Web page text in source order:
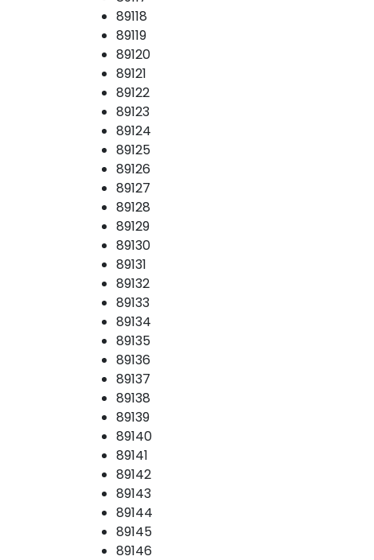
89118
89119
89120
89121
89122
89123
89124
89125
89126
89127
89128
89129
89130
89131
89132
89133
89134
89135
89136
89137
89138
89139
89140
89141
89142
89143
89144
89145
89146